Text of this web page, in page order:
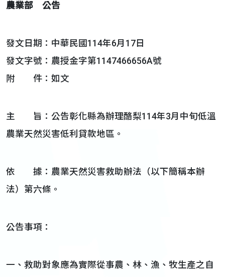
農業部 公告
發文日期：中華民國114年6月17日
發文字號：農授金字第1147466656A號
附 件：如文
主 旨：公告彰化縣為辦理酪梨114年3月中旬低溫
農業天然災害低利貸款地區。
依 據：農業天然災害救助辦法（以下簡稱本辦
法）第六條。
公告事項：
一、救助對象應為實際從事農、林、漁、牧生產之自